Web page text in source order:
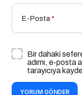
E-Posta*
Bir dahaki
adımı, e-posta
tarayıcıya
YORUM GÖNDER